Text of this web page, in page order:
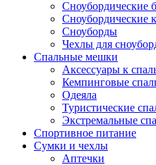
Сноубордические
Сноубордические
Сноуборды
Чехлы для
Спальные мешки
Аксессуары к
Кемпинговые
Одеяла
Туристические
Экстремальные
Спортивное питание
Сумки и чехлы
Аптечки